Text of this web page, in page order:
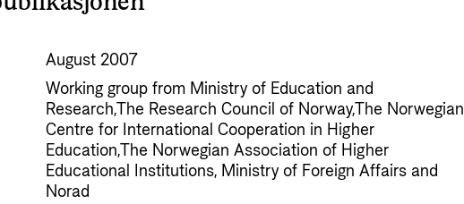
August 2007
Working group from Ministry of Education and
Research,The Research Council of Norway,The Norwegian
Centre for International Cooperation in Higher
Education,The Norwegian Association of Higher
Educational Institutions, Ministry of Foreign Affairs and
Norad